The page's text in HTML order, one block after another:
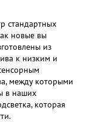
стандартных
новые вы
из
к низким и
между которыми
в наших
которая